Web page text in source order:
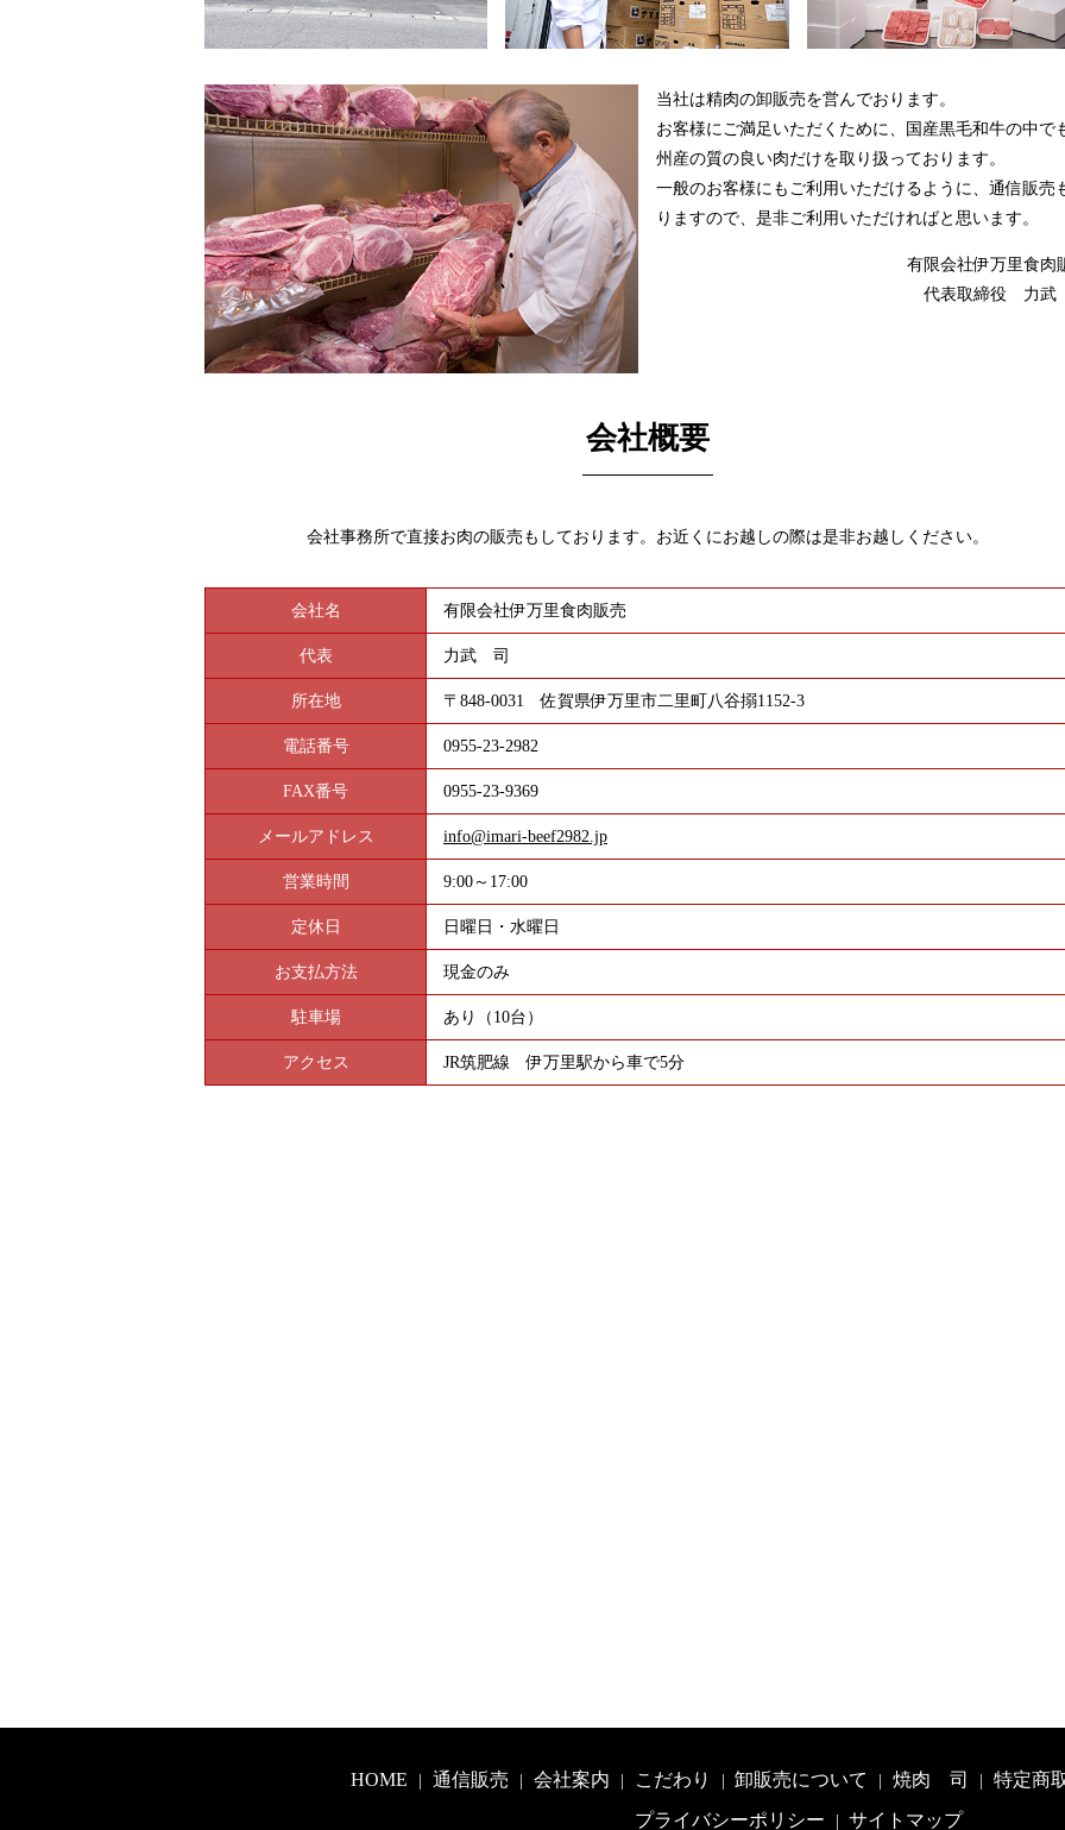
当社は精肉の卸販売を営んでおります。
お客様にご満足いただくために、国産黒毛和牛の中で
州産の質の良い肉だけを取り扱っております。
一般のお客様にもご利用いただけるように、通信販売
りますので、是非ご利用いただければと思います。
有限会社伊万里食肉
代表取締役 力武
会社概要
会社事務所で直接お肉の販売もしております。お近くにお越しの際は是非お越しください。
会社名 有限会社伊万里食肉販売
代表 力武 司
所在地 〒848-0031 佐賀県伊万里市二里町八谷搦1152-3
電話番号 0955-23-2982
FAX番号 0955-23-9369
メールアドレス info@imari-beef2982.jp
営業時間 9:00～17:00
定休日 日曜日・水曜日
お支払方法 現金のみ
駐車場 あり（10台）
アクセス JR筑肥線 伊万里駅から車で5分
HOME 通信販売 会社案内 こだわり 卸販売について 焼肉 司 特定商
プライバシーポリシー
サイトマップ